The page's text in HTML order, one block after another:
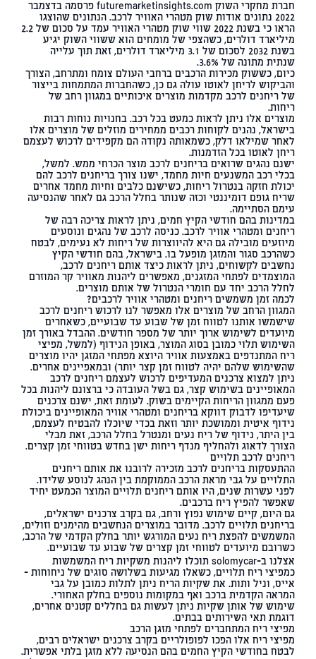
דואר שליחים
חברת מחקרי השוק futuremarketinsights.com פרסמה בדצמבר
2022 נתונים אודות שוק מטהרי האוויר לרכב. הנתונים שהוצגו
הראו כי בשנת 2022 שווי שוק מטהרי האוויר עמד על סכום של 2.2
מיליארד דולרים, כשהצפי של מומחים הוא ששווי השוק יגיע
בשנת 2032 לסכום של 3.1 מיליארד דולרים, זאת תוך עלייה
שנתית מתונה של 3.6%.
כיום, כששוק מכירות הרכבים ברחבי העולם צומח ומתרחב, הצורך
והביקוש לריחן לאוטו עולה גם כן, כשהחברות המתמחות בייצור
של ריחנים לרכב מקדמות מוצרים איכותיים במגוון רחב של
ריחות.
מוצרים אלו ניתן לראות כמעט בכל רכב. בחנויות נוחות רבות
בישראל, נהנים לקוחות רכבים ממחירים מוזלים של מוצרים אלו
לאחר שמילאו דלק, כשמאותה נקודה הם מקפידים לרכוש לעצמם
ריחן לאוטו בכל הזדמנות.
ישנם נהגים שרואים בריחנים לרכב מוצר הכרחי ממש. למשל,
בכלי רכב המשנעים חיות מחמד, ישנו צורך בריחנים לרכב להם
יכולת חזקה בנטרול ריחות, כשישנם כלבים וחיות מחמד אחרים
שריח גופם דומיננטי וכזה שנותר בחלל הרכב גם לאחר שהנסיעה
עימם הסתיימה.
במדינות בהם חודשי הקיץ חמים, ניתן לראות צריכה רבה של
ריחנים ומטהרי אוויר לרכב. כניסה לרכב של נהגים ונוסעים
מיוזעים מובילה גם היא להיווצרות של ריחות לא נעימים, לבטח
כשהרכב סגור והמזגן מופעל בו. בישראל, בהם חודשי הקיץ
נחשבים לקשוחים, ניתן לראות כיצד אותם ריחנים לרכב,
המוצמדים לפתחי המזגנים, מאפשרים ליהנות מאוויר קר המוזרם
לחלל הרכב יחד עם חומרי הנטרול של אותם מוצרים.
לכמה זמן משמשים ריחנים ומטהרי אוויר לרכבים?
המגוון הרחב של מוצרים אלו מאפשר לנו לרכוש ריחנים לרכב
שישמשו אותנו לטווח זמן של שבוע עד שבועיים, כשאחרים
מיועדים לשימוש ארוך יותר של מספר חודשים. ההבדל באורך זמן
השימוש תלוי כמובן בסוג המוצר, באופן הנידוף (למשל, מפיצי
ריח המתנדפים באמצעות אוויר היוצא מפתחי המזגן יהיו מוצרים
שהשימוש שלהם יהיה לטווח זמן קצר יותר) ובמאפיינים אחרים.
ניתן למצוא צרכנים המעדיפים לרכוש לעצמם ריחנים לרכב
המאופיינים בשימוש קצר, גם בשל העובדה כי ברצונם ליהנות בכל
פעם ממגוון הריחות הקיימים בשוק. לעומת זאת, ישנם צרכנים
שיעדיפו לדבוק דווקא בריחנים ומטהרי אוויר המאופיינים ביכולת
נידוף איטית וממושכת יותר וזאת בכדי שיוכלו להבטיח לעצמם,
בין היתר, נידוף של ריח נעים ומנטרל בחלל הרכב, זאת מבלי
הצורך לדאוג ולהחליף מנדף ריחות ישן בחדש בטווחי זמן קצרים.
ריחנים לרכב תלויים
ההתעסקות בריחנים לרכב מזכירה לרובנו את אותם ריחנים
התלויים על גבי מראת הרכב הממוקמת בין הנהג לנוסע שלידו.
לפני עשרות שנים, היו אותם ריחנים תלויים המוצר הכמעט יחיד
שאפשר להפיץ ריח ברכבים.
גם היום, קיים שימוש נפוץ ורחב, גם בקרב צרכנים ישראלים,
בריחנים תלויים לרכב. מדובר במוצרים הנחשבים מהימנים וזולים,
המשמשים להפצת ריח נעים המורגש יותר בחלק הקדמי של הרכב,
כשרובם מיועדים לטווחי זמן קצרים של שבוע עד שבועיים.
אצלנו ב-solomycar תוכלו ליהנות משקיות ריח המשמשות
כמפיצי ריח תלויים, כשאלו מגיעות בשלושה סוגים של ניחוחות –
אייס, וניל ותות. את שקיות הריח ניתן לתלות כמובן על גבי
המראה הקדמית ברכב ואף במקומות נוספים בחלק האחורי.
שימוש של אותן שקיות ניתן לעשות גם בחללים קטנים אחרים,
דוגמת תאי השירותים בבתים.
מפיצי ריח המתחברים לפתחי מזגן הרכב
מפיצי ריח אלו הפכו לפופולריים בקרב צרכנים ישראלים רבים,
לבטח בחודשי הקיץ החמים בהם הנסיעה ללא מזגן בלתי אפשרית.